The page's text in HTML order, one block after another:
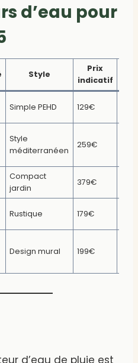
d’eau pour
Style
Prix
indicatif
Simple PEHD 129€
Style
méditerranéen
259€
Compact
jardin
379€
Rustique 179€
Design mural 199€
d’eau de pluie est